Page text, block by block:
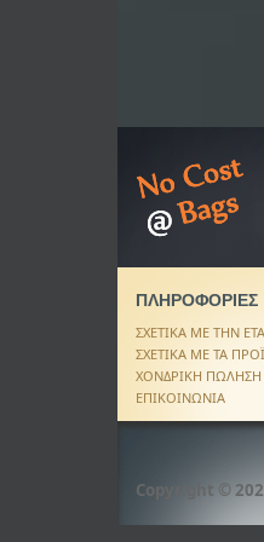
ΠΛΗΡΟΦΟΡΙΕΣ
ΣΧΕΤΙΚΑ ΜΕ ΤΗΝ
ΣΧΕΤΙΚΑ ΜΕ ΤΑ
ΧΟΝΔΡΙΚΗ ΠΩΛΗΣΗ
ΕΠΙΚΟΙΝΩΝΙΑ
Copyright ©